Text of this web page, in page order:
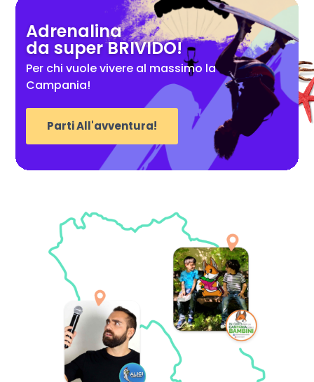
Adrenalina
da super BRIVIDO!
Per chi vuole vivere al massimo la
Campania!
Parti All'avventura!